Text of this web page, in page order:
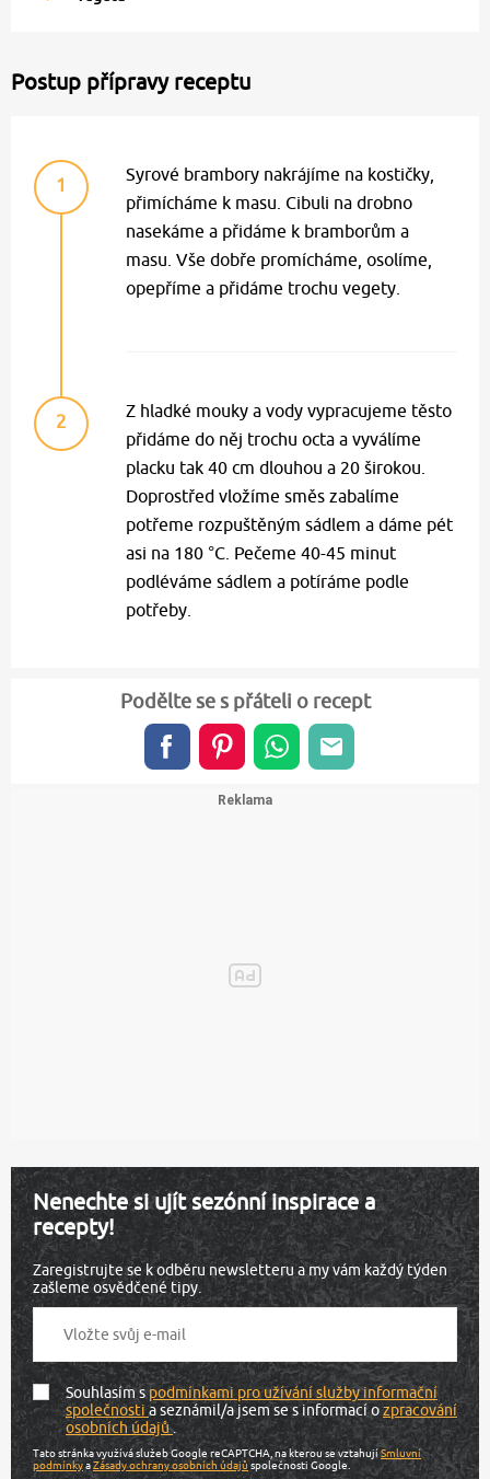
Postup přípravy receptu
1
Syrové brambory nakrájíme na kostičky,
přimícháme k masu. Cibuli na drobno
nasekáme a přidáme k bramborům a
masu. Vše dobře promícháme, osolíme,
opepříme a přidáme trochu vegety.
2
Z hladké mouky a vody vypracujeme těsto
přidáme do něj trochu octa a vyválíme
placku tak 40 cm dlouhou a 20 širokou.
Doprostřed vložíme směs zabalíme
potřeme rozpuštěným sádlem a dáme pét
asi na 180 °C. Pečeme 40-45 minut
podléváme sádlem a potíráme podle
potřeby.
Podělte se s přáteli o recept
Nenechte si ujít sezónní inspirace a
recepty!
Zaregistrujte se k odběru newsletteru a my vám každý týden
zašleme osvědčené tipy.
Souhlasím spodmínkami pro užívání služby informační
společnostia seznámil/a jsem se s informací ozpracování
osobních údajů.
Tato stránka využívá služeb Google reCAPTCHA, na kterou se vztahujíSmluvní
podmínkyaZásady ochrany osobních údajů společnosti Google.